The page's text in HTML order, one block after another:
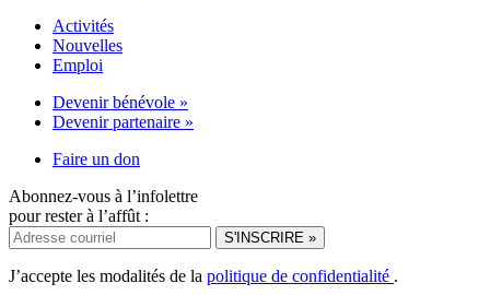
Activités
Nouvelles
Emploi
Devenir bénévole »
Devenir partenaire »
Faire un don
Abonnez-vous à l’infolettre
pour rester à l’affût :
J’accepte les modalités de la politique de confidentialité .